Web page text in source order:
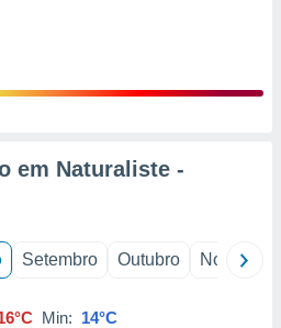
em Naturaliste -
Setembro Outubro Novembro
Min: 14°C